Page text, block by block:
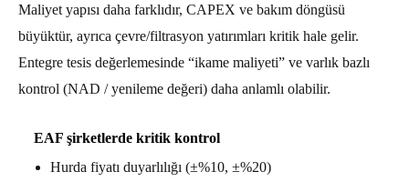
Maliyet yapısı daha farklıdır, CAPEX ve bakım döngüsü
büyüktür, ayrıca çevre/filtrasyon yatırımları kritik hale gelir.
Entegre tesis değerlemesinde “ikame maliyeti” ve varlık bazlı
kontrol (NAD / yenileme değeri) daha anlamlı olabilir.
EAF şirketlerde kritik kontrol
Hurda fiyatı duyarlılığı (±%10, ±%20)